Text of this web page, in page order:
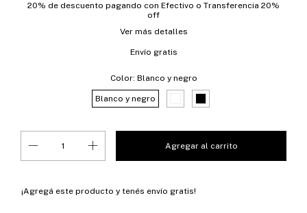
20% de descuento pagando con Efectivo o Transferencia 20%
off
Ver más detalles
Envío gratis
Color: Blanco y negro
Blanco y negro
¡Agregá este producto y tenés envío gratis!